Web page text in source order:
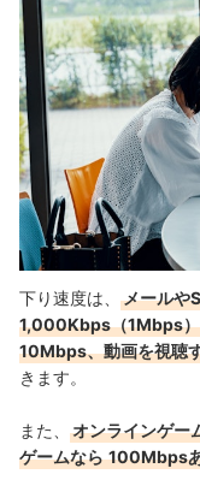
下り速度は、 メールや
1,000Kbps（1Mbps
10Mbps、動画を視聴
きます。
また、 オンラインゲー
ゲームなら 100Mbps